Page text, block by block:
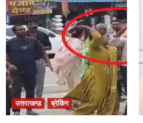
उत्तराखण्ड ब्रेकिंग